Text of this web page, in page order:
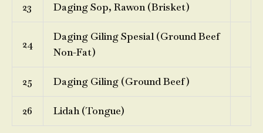
23 Daging Sop, Rawon (Brisket)
24
Daging Giling Spesial (Ground Beef
Non-Fat)
25 Daging Giling (Ground Beef)
26 Lidah (Tongue)